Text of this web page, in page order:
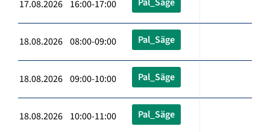
17.08.2026 16:00-17:00
18.08.2026 08:00-09:00 Pal_Säge
18.08.2026 09:00-10:00 Pal_Säge
18.08.2026 10:00-11:00 Pal_Säge